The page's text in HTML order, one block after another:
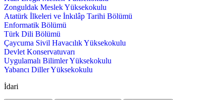
Zonguldak Meslek Yüksekokulu
Atatürk İlkeleri ve İnkılâp Tarihi Bölümü
Enformatik Bölümü
Türk Dili Bölümü
Çaycuma Sivil Havacılık Yüksekokulu
Devlet Konservatuvarı
Uygulamalı Bilimler Yüksekokulu
Yabancı Diller Yüksekokulu
İdari